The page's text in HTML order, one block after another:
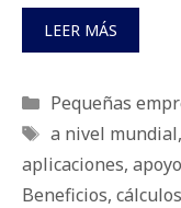
LEER MÁS
Categorías
Pequeñas
Etiquetas
a nivel mundial,
aplicaciones, apoyo
Beneficios, cálculos